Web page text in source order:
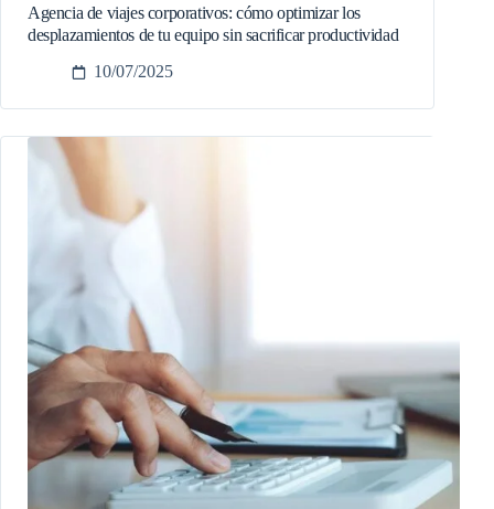
Agencia de viajes corporativos: cómo optimizar los
desplazamientos de tu equipo sin sacrificar productividad
10/07/2025